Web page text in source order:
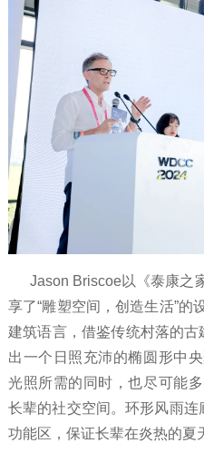
Jason Briscoe以《泰康之
享了“雕塑空间，创造生活”的
建筑语言，借鉴传统村落的
出一个日照充沛的椭圆形中
光照所需的同时，也尽可能
长辈的社交空间。环形风雨连
功能区，保证长辈在炎热的夏